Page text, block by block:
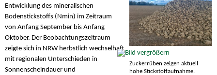
Zuckerrüben zeigen aktuell
hohe Stickstoffaufnahme.
Entwicklung des mineralischen
Bodenstickstoffs (Nmin) im Zeitraum
von Anfang September bis Anfang
Oktober. Der Beobachtungszeitraum
zeigte sich in NRW herbstlich wechselhaft
mit regionalen Unterschieden in
Sonnenscheindauer und